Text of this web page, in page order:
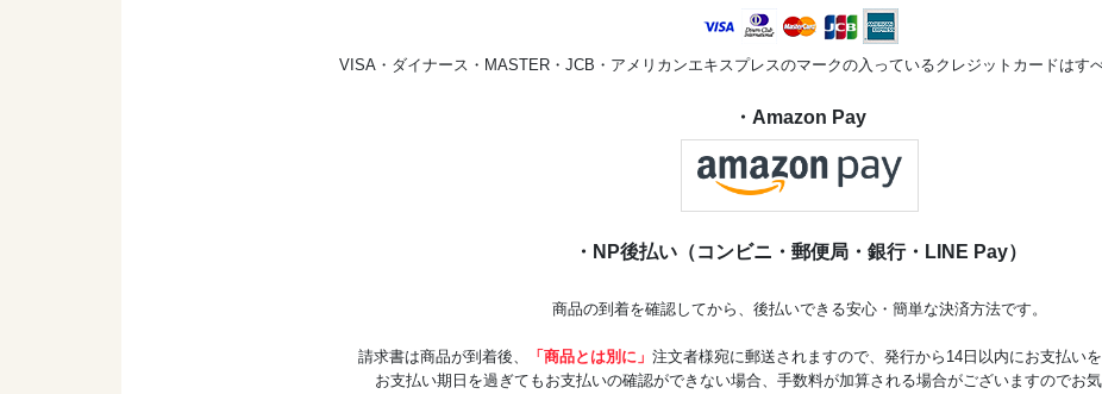
VISA・ダイナース・MASTER・JCB・アメリカンエキスプレスのマークの入っているクレジットカードはす
・Amazon Pay
・NP後払い（コンビニ・郵便局・銀行・LINE Pay）
商品の到着を確認してから、後払いできる安心・簡単な決済方法です。
請求書は商品が到着後、 「商品とは別に」 注文者様宛に郵送されますので、発行から14日以内にお支払いを
お支払い期日を過ぎてもお支払いの確認ができない場合、手数料が加算される場合がございますのでお気